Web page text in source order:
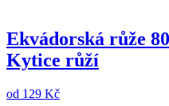
Ekvádorská růže
Kytice růží
od 129 Kč